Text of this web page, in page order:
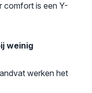
comfort is een Y-
weinig
werken het